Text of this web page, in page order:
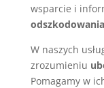
wsparcie i
W naszych
zrozumieniu
Pomagamy w